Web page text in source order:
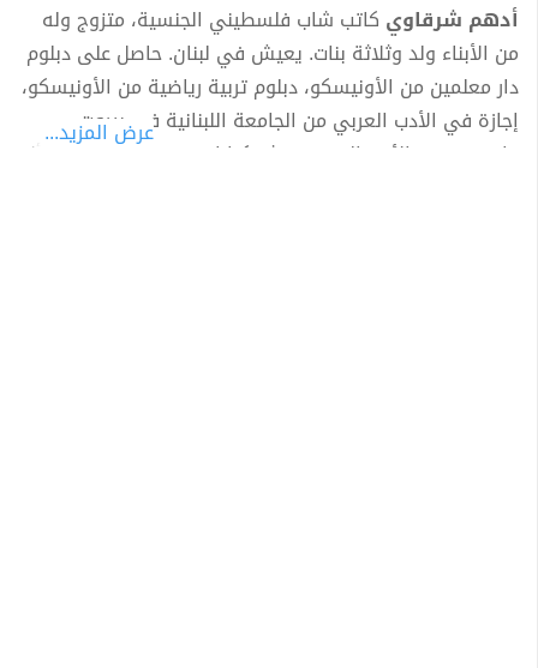
أدهم شرقاوي كاتب شاب فلسطيني الجنسية، متزوج وله
من الأبناء ولد وثلاثة بنات. يعيش في لبنان. حاصل على دبلوم
دار معلمين من الأونيسكو، دبلوم تربية رياضية من الأونيسكو،
إجازة في الأدب العربي من الجامعة اللبنانية في بيروت ،
ماجستير في الأدب العربي. ينشر كتاباته تحت اسم مستعار ألا
عرض المزيد...